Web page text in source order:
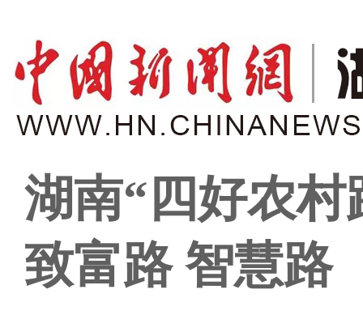
湖南“四好农
致富路 智慧路